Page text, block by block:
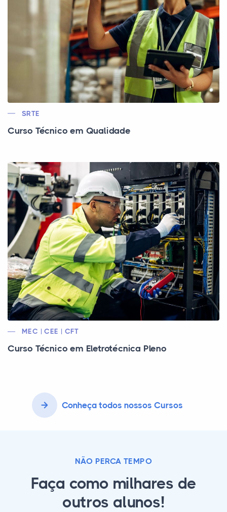
SRTE
Curso Técnico em Qualidade
MEC | CEE | CFT
Curso Técnico em Eletrotécnica Pleno
Conheça todos nossos Cursos
NÃO PERCA TEMPO
Faça como milhares de
outros alunos!